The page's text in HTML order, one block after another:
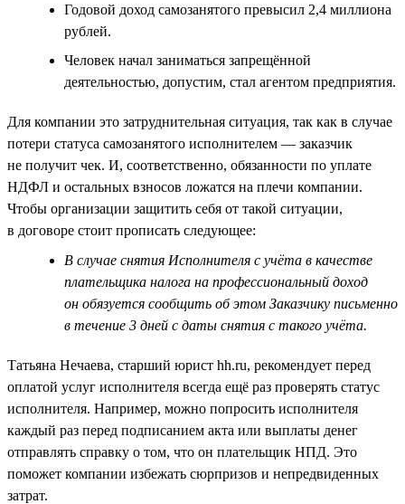
Годовой доход самозанятого превысил 2,4 миллиона
рублей.
Человек начал заниматься запрещённой
деятельностью, допустим, стал агентом предприятия.
Для компании это затруднительная ситуация, так как в случае
потери статуса самозанятого исполнителем — заказчик
не получит чек. И, соответственно, обязанности по уплате
НДФЛ и остальных взносов ложатся на плечи компании.
Чтобы организации защитить себя от такой ситуации,
в договоре стоит прописать следующее:
В случае снятия Исполнителя с учёта в качестве
плательщика налога на профессиональный доход
он обязуется сообщить об этом Заказчику письменно
в течение 3 дней с даты снятия с такого учёта.
Татьяна Нечаева, старший юрист hh.ru, рекомендует перед
оплатой услуг исполнителя всегда ещё раз проверять статус
исполнителя. Например, можно попросить исполнителя
каждый раз перед подписанием акта или выплаты денег
отправлять справку о том, что он плательщик НПД. Это
поможет компании избежать сюрпризов и непредвиденных
затрат.